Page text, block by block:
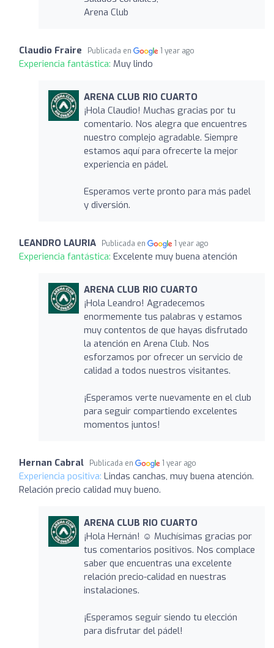
Arena Club
Claudio Fraire Publicada en 1 year ago
Experiencia fantástica: Muy lindo
ARENA CLUB RIO CUARTO
¡Hola Claudio! Muchas gracias por tu
comentario. Nos alegra que encuentres
nuestro complejo agradable. Siempre
estamos aquí para ofrecerte la mejor
experiencia en pádel.
Esperamos verte pronto para más padel
y diversión.
LEANDRO LAURIA Publicada en 1 year ago
Experiencia fantástica: Excelente muy buena atención
ARENA CLUB RIO CUARTO
¡Hola Leandro! Agradecemos
enormemente tus palabras y estamos
muy contentos de que hayas disfrutado
la atención en Arena Club. Nos
esforzamos por ofrecer un servicio de
calidad a todos nuestros visitantes.
¡Esperamos verte nuevamente en el club
para seguir compartiendo excelentes
momentos juntos!
Hernan Cabral Publicada en 1 year ago
Experiencia positiva: Lindas canchas, muy buena atención.
Relación precio calidad muy bueno.
ARENA CLUB RIO CUARTO
¡Hola Hernán! ☺️ Muchísimas gracias por
tus comentarios positivos. Nos complace
saber que encuentras una excelente
relación precio-calidad en nuestras
instalaciones.
¡Esperamos seguir siendo tu elección
para disfrutar del pádel!